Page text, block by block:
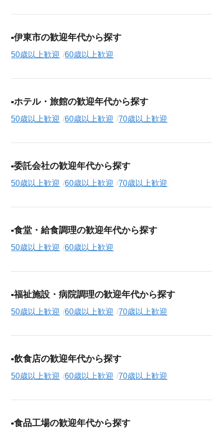
伊東市の歓迎年代から探す
50歳以上歓迎 60歳以上歓迎
ホテル・旅館の歓迎年代から探す
50歳以上歓迎 60歳以上歓迎 70歳以上歓迎
委託会社の歓迎年代から探す
50歳以上歓迎 60歳以上歓迎 70歳以上歓迎
食堂・給食調理の歓迎年代から探す
50歳以上歓迎 60歳以上歓迎
福祉施設・病院調理の歓迎年代から探す
50歳以上歓迎 60歳以上歓迎 70歳以上歓迎
飲食店の歓迎年代から探す
50歳以上歓迎 60歳以上歓迎 70歳以上歓迎
食品工場の歓迎年代から探す